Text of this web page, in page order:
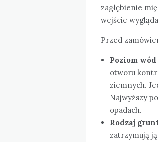
zagłębienie
wejście
Przed
Poziom
otworu
ziemnych.
Najwyższy
opadach.
Rodzaj
zatrzymują